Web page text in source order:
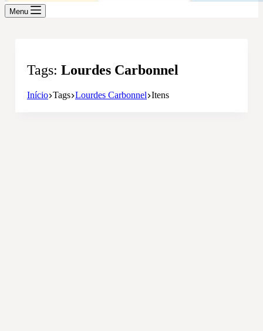
Menu
Tags Lourdes Carbonnel
Início Tags Lourdes Carbonnel Itens